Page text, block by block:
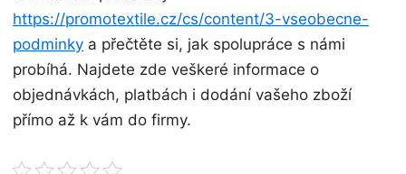
https://promotextile.cz/cs/content/3-vseobecne-
podminky a přečtěte si, jak spolupráce s námi
probíhá. Najdete zde veškeré informace o
objednávkách, platbách i dodání vašeho zboží
přímo až k vám do firmy.